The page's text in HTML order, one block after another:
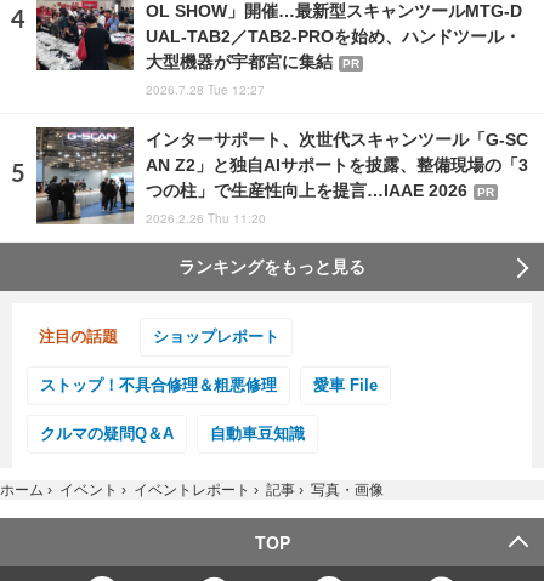
OL SHOW」開催…最新型スキャンツールMTG-D
UAL-TAB2／TAB2-PROを始め、ハンドツール・
大型機器が宇都宮に集結
PR
2026.7.28 Tue 12:27
インターサポート、次世代スキャンツール「G-SC
AN Z2」と独自AIサポートを披露、整備現場の「3
つの柱」で生産性向上を提言…IAAE 2026
PR
2026.2.26 Thu 11:20
ランキングをもっと見る
注目の話題 ショップレポート
ストップ！不具合修理＆粗悪修理 愛車 File
クルマの疑問Q＆A 自動車豆知識
ホーム › イベント › イベントレポート › 記事 › 写真・画像
TOP